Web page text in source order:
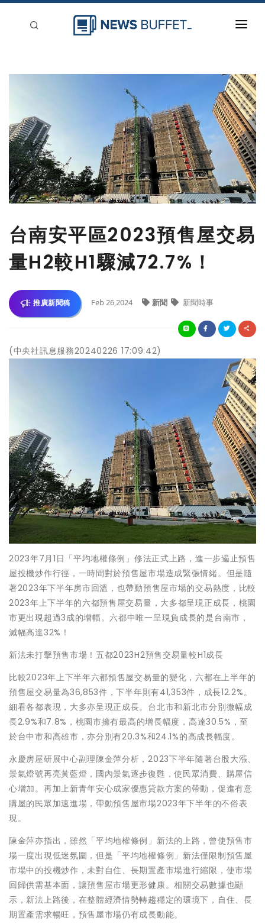
刊登
台南安平區2023預售屋交易
量H2較H1驟減72.7%！
推廣新聞稿 Feb 26,2024 新聞 新聞時事
(中央社訊息服務20240226 17:09:42)
2023年7月1日「平均地權條例」修法正式上路，進一步遏止預售
屋投機炒作行徑，一時間對於預售屋市場造成緊張情緒。但是隨
著2023年下半年房市回溫，也帶動預售屋市場的交易熱度，比較
2023年上下半年的六都預售屋交易量，大多都呈現正成長，桃園
市更出現超過3成的增幅。六都中唯一呈現負成長的是台南市，
減幅高達32%！
新法未打擊預售市場！五都2023H2預售交易量較H1成長
比較2023年上下半年六都預售屋交易量的變化，六都在上半年的
預售屋交易量為36,853件，下半年則有41,353件，成長12.2%。
細看各都表現，大多亦呈現正成長。台北市和新北市分別微幅成
長2.9%和7.8%，桃園市擁有最高的增長幅度，高達30.5%，至
於台中市和高雄市，亦分別有20.3%和24.1%的高成長幅度。
永慶房屋研展中心副理陳金萍分析，2023下半年隨著台股大漲、
景氣燈號再亮黃藍燈，國內景氣逐步復甦，使民眾消費、購屋信
心增加。再加上新青年安心成家優惠貸款方案的帶動，促進有意
購屋的民眾加速進場，帶動預售屋市場2023年下半年的不俗表
現。
陳金萍亦指出，雖然「平均地權條例」新法的上路，曾使預售市
場一度出現低迷氛圍，但是「平均地權條例」新法僅限制預售屋
市場中的投機炒作，未對自住、長期置產市場進行縮限，使市場
回歸供需基本面，讓預售屋市場更形健康。相關交易數據也顯
示，新法上路後，在整體經濟情勢轉趨穩定的環境下，自住、長
期置產需求暢旺，預售屋市場仍有成長動能。